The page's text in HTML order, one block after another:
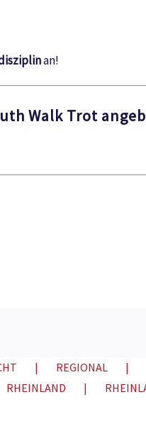
an!
Walk Trot
REGIONAL
RHEINLAND